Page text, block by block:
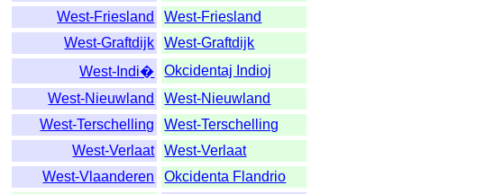
West-Friesland
West-Friesland
West-Graftdijk
West-Graftdijk
West-Indi�
Okcidentaj Indioj
West-Nieuwland
West-Nieuwland
West-Terschelling
West-Terschelling
West-Verlaat
West-Verlaat
West-Vlaanderen
Okcidenta Flandrio